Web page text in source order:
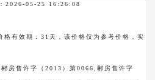
2026-05-25 16:26:08
有效期：31天，该价格仅为参考价格，实
售许字（2013）第0066,郴房售许字